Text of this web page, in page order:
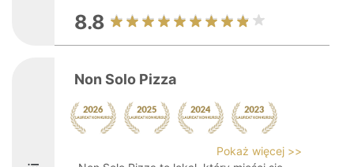
8.8
Non Solo Pizza
Pokaż więcej >>